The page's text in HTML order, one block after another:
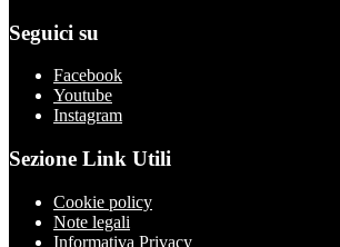
Seguici su
Facebook
Youtube
Instagram
Sezione Link Utili
Cookie policy
Note legali
Informativa Privacy